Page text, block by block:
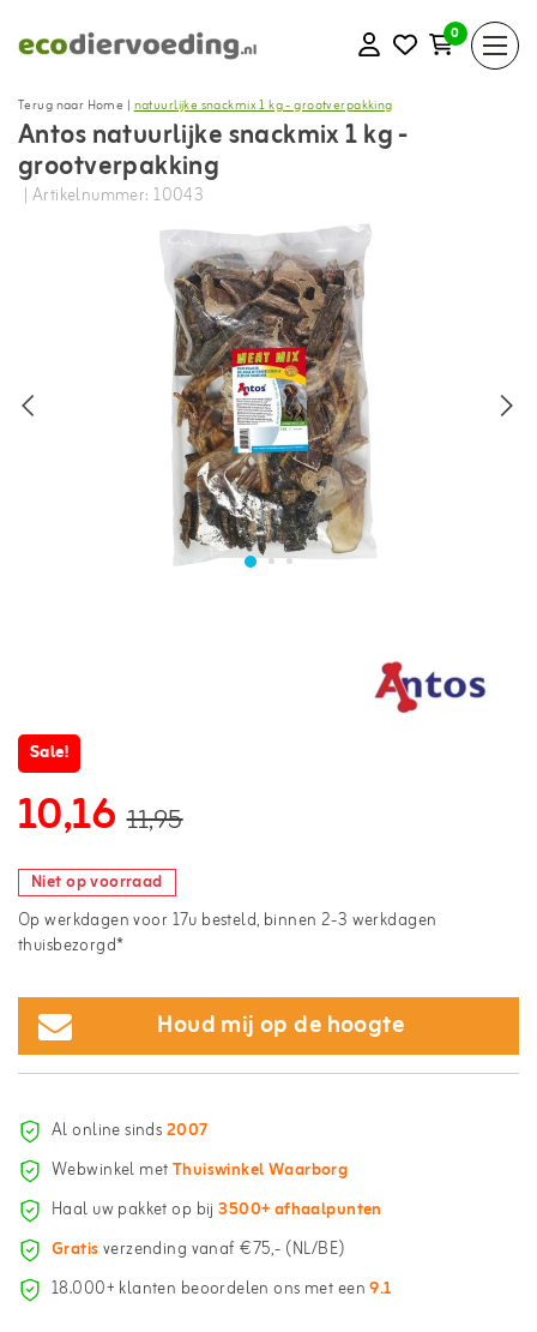
0
Terug naar Home |natuurlijke snackmix 1 kg - grootverpakking
Antos natuurlijke snackmix 1 kg -
grootverpakking
| Artikelnummer: 10043
Sale!
10,16 11,95
Niet op voorraad
Op werkdagen voor 17u besteld, binnen 2-3 werkdagen
thuisbezorgd*
Houd mij op de hoogte
Al online sinds2007
Webwinkel metThuiswinkel Waarborg
Haal uw pakket op bij3500+ afhaalpunten
Gratisverzending vanaf €75,- (NL/BE)
18.000+ klanten beoordelen ons met een9.1